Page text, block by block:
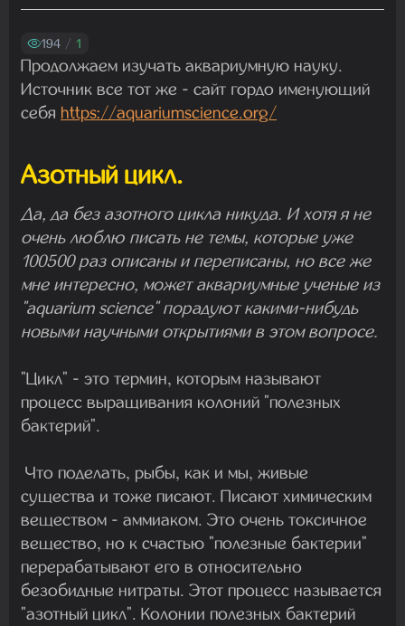
Madam
Madam
22.07.2026 19:16:45
19.07.2026 08:27:00
194 / 1
Продолжаем изучать аквариумную науку.
Источник все тот же - сайт гордо именующий
себя https://aquariumscience.org/
Азотный цикл.
Да, да без азотного цикла никуда. И хотя я не
очень люблю писать не темы, которые уже
100500 раз описаны и переписаны, но все же
мне интересно, может аквариумные ученые из
"aquarium science" порадуют какими-нибудь
новыми научными открытиями в этом вопросе.
"Цикл" - это термин, которым называют
процесс выращивания колоний "полезных
бактерий".
Что поделать, рыбы, как и мы, живые
существа и тоже писают. Писают химическим
веществом - аммиаком. Это очень токсичное
вещество, но к счастью "полезные бактерии"
перерабатывают его в относительно
безобидные нитраты. Этот процесс называется
"азотный цикл". Колонии полезных бактерий